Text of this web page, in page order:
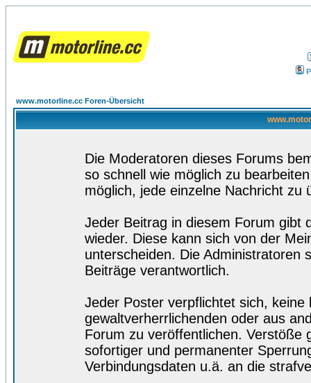
www.motorline.cc Foren-Übersicht
Die Moderatoren dieses Forums
so schnell wie möglich zu
möglich, jede einzelne Nachricht zu
Jeder Beitrag in diesem Forum gibt
wieder. Diese kann sich von der
unterscheiden. Die Administratoren
Beiträge verantwortlich.
Jeder Poster verpflichtet sich,
gewaltverherrlichenden oder aus
Forum zu veröffentlichen. Verstöße
sofortiger und permanenter
Verbindungsdaten u.ä. an die